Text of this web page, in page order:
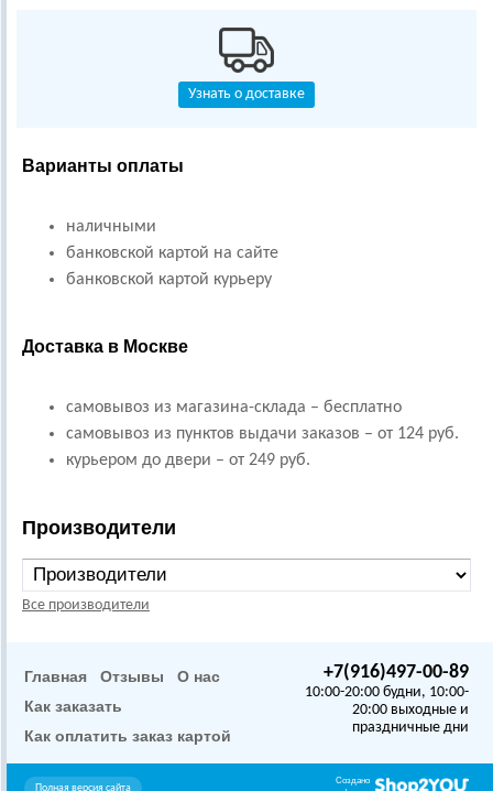
Узнать о доставке
Варианты оплаты
наличными
банковской картой на сайте
банковской картой курьеру
Доставка в Москве
самовывоз из магазина-склада – бесплатно
самовывоз из пунктов выдачи заказов – от 124 руб.
курьером до двери – от 249 руб.
Производители
Все производители
+7(916)497-00-89
10:00-20:00 будни, 10:00-
20:00 выходные и
праздничные дни
Главная Отзывы
О нас
Как заказать
Как оплатить заказ картой
Создано
Полная версия сайта